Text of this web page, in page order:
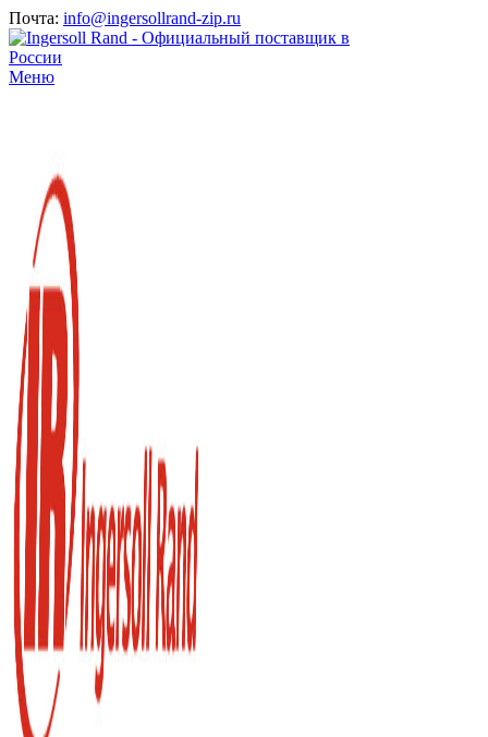
Почта: info@ingersollrand-zip.ru
Меню